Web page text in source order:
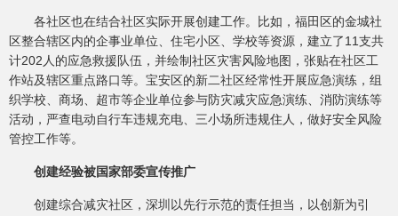
各社区也在结合社区实际开展创建工作。比如，福田区的金城社
区整合辖区内的企事业单位、住宅小区、学校等资源，建立了11支共
计202人的应急救援队伍，并绘制社区灾害风险地图，张贴在社区工
作站及辖区重点路口等。宝安区的新二社区经常性开展应急演练，组
织学校、商场、超市等企业单位参与防灾减灾应急演练、消防演练等
活动，严查电动自行车违规充电、三小场所违规住人，做好安全风险
管控工作等。
创建经验被国家部委宣传推广
创建综合减灾社区，深圳以先行示范的责任担当，以创新为引